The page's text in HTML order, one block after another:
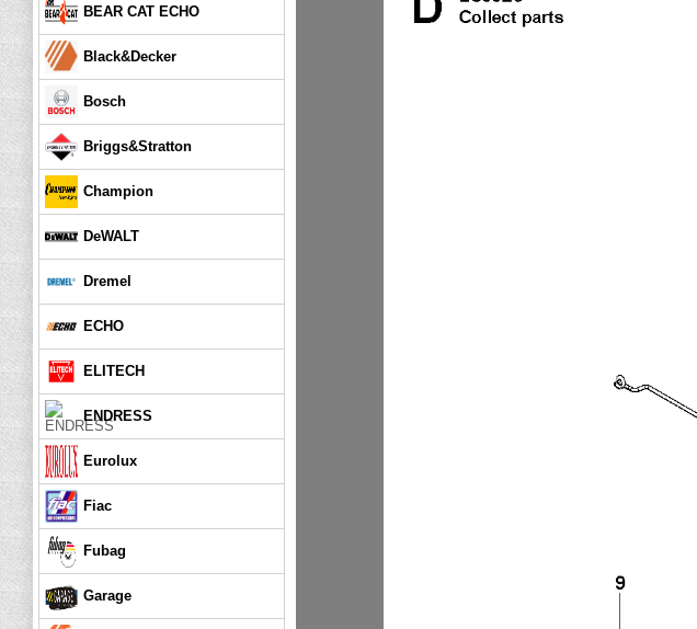
BEAR CAT ECHO
Black&Decker
Bosch
Briggs&Stratton
Champion
DeWALT
Dremel
ECHO
ELITECH
ENDRESS
Eurolux
Fiac
Fubag
Garage